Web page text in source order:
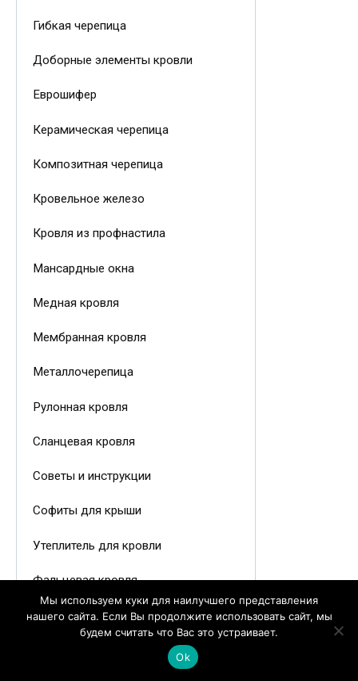
Гибкая черепица
Доборные элементы кровли
Еврошифер
Керамическая черепица
Композитная черепица
Кровельное железо
Кровля из профнастила
Мансардные окна
Медная кровля
Мембранная кровля
Металлочерепица
Рулонная кровля
Сланцевая кровля
Советы и инструкции
Софиты для крыши
Утеплитель для кровли
Фальцевая кровля
Цементно-песчаная черепица
Мы используем куки для наилучшего представления
нашего сайта. Если Вы продолжите использовать сайт, мы
будем считать что Вас это устраивает.
Ok